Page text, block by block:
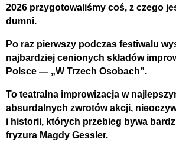
2026 przygotowaliśmy coś, z czego
dumni.
Po raz pierwszy podczas festiwalu
najbardziej cenionych składów
Polsce — „W Trzech Osobach”.
To teatralna improwizacja w
absurdalnych zwrotów akcji,
i historii, których przebieg bywa
fryzura Magdy Gessler.